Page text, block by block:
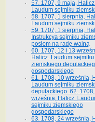
57. 1707, 9 maja,
Laudum sejmiku
58. 1707, 1 sierpnia,
Laudum sejmiku
59. 1707, 1 sierpnia,
Instrukcya sejmiku
posłom na radę walną
60. 1707, 12 i 13
Halicz. Laudum sejmiku
ziemskiego
gospodarskiego
61. 1708, 10 września,
Laudum sejmiku
deputackiego. 62. 1708,
września, Halicz.
sejmiku ziemskiego
gospodarskiego
63. 1708, 24 września,